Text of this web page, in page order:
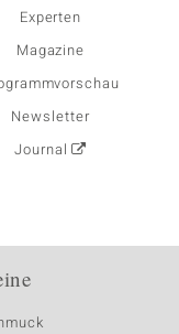
Experten
Magazine
Newsletter
Journal